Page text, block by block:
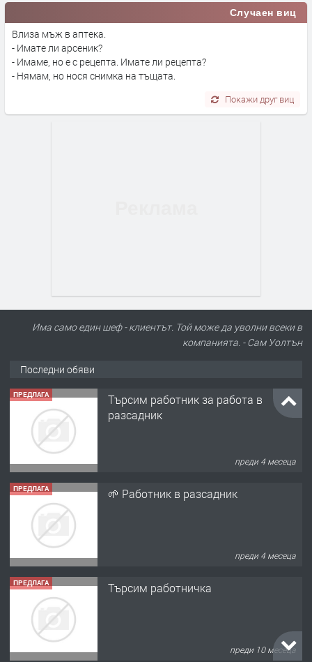
Случаен виц
Влиза мъж в аптека.
- Имате ли арсеник?
- Имаме, но е с рецепта. Имате ли рецепта?
- Нямам, но нося снимка на тъщата.
Покажи друг виц
Има само един шеф - клиентът. Той може да уволни всеки в
компанията. - Сам Уолтън
Последни обяви
ПРЕДЛАГА
Търсим работник за работа в
разсадник
преди 4 месеца
ПРЕДЛАГА 🌱 Работник в разсадник
преди 4 месеца
ПРЕДЛАГА Търсим работничка
преди 10 месеца